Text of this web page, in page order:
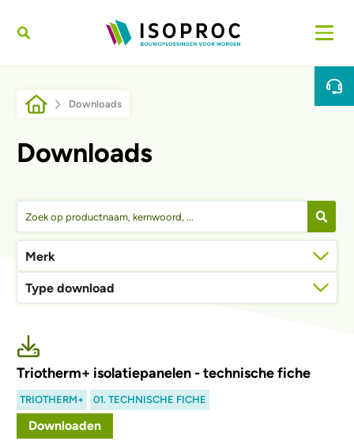
Kruimelpad
Downloads
Downloads
Merk
Type download
Triotherm+ isolatiepanelen - technische fiche
TRIOTHERM+ 01. TECHNISCHE FICHE
Downloaden